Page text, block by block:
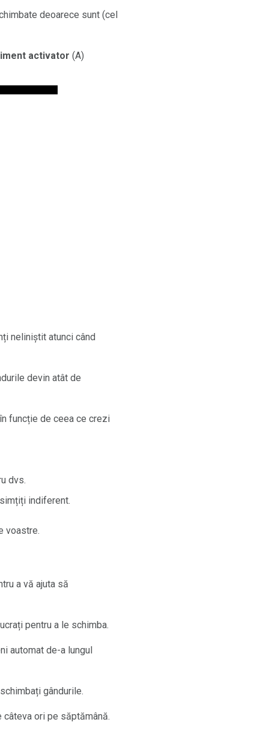
deoarece sunt (cel
activator (A)
neliniștit atunci când
devin atât de
funcție de ceea ce crezi
dvs.
indiferent.
voastre.
a vă ajuta să
pentru a le schimba.
automat de-a lungul
gândurile.
ori pe săptămână.